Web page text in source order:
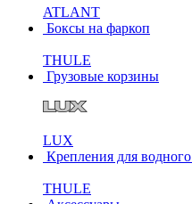
ATLANT
Боксы на фаркоп
THULE
Грузовые корзины
LUX
Крепления для
THULE